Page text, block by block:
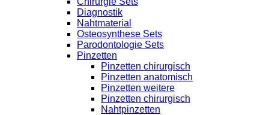
Diagnostik
Nahtmaterial
Osteosynthese Sets
Parodontologie Sets
Pinzetten
Pinzetten chirurgisch
Pinzetten anatomisch
Pinzetten weitere
Pinzetten chirurgisch
Nahtpinzetten